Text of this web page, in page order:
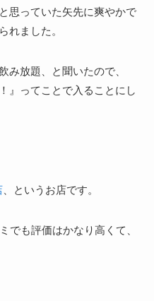
思っていた矢先に爽やかで
れました。
み放題、と聞いたので、
』ってことで入ることにし
、というお店です。
でも評価はかなり高くて、